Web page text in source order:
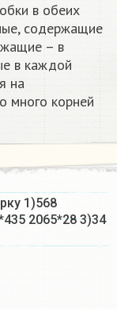
в обеих
содержащие
– в
в каждой
на
много корней​
1)568
2065*28 3)34